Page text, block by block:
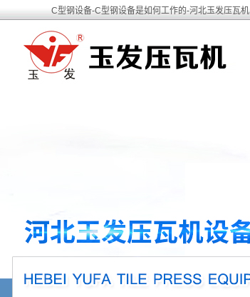
C型钢设备-C型钢设备是如何工作的-河北玉发压瓦机